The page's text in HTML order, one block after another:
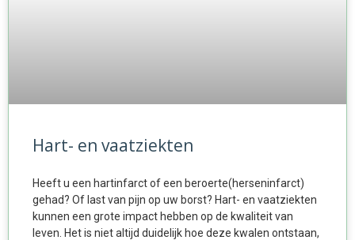
Hart- en vaatziekten
Heeft u een hartinfarct of een beroerte(herseninfarct)
gehad? Of last van pijn op uw borst? Hart- en vaatziekten
kunnen een grote impact hebben op de kwaliteit van
leven. Het is niet altijd duidelijk hoe deze kwalen ontstaan,